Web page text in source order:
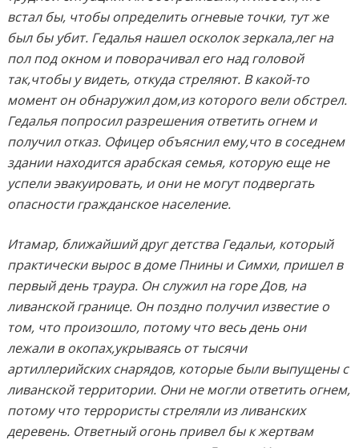
встал бы, чтобы определить огневые точки, тут же
был бы убит. Гедалья нашел осколок зеркала,лег на
пол под окном и поворачивал его над головой
так,чтобы у видеть, откуда стреляют. В какой-то
момент он обнаружил дом,из которого вели обстрел.
Гедалья попросил разрешения ответить огнем и
получил отказ. Офицер объяснил ему,что в соседнем
здании находится арабская семья, которую еще не
успели эвакуировать, и они не могут подвергать
опасности гражданское население.
Итамар, ближайший друг детства Гедальи, который
практически вырос в доме Пнины и Симхи, пришел в
первый день траура. Он служил на горе Дов, на
ливанской границе. Он поздно получил известие о
том, что произошло, потому что весь день они
лежали в окопах,укрываясь от тысячи
артиллерийских снарядов, которые были выпущены с
ливанской территории. Они не могли ответить огнем,
потому что террористы стреляли из ливанских
деревень. Ответный огонь привел бы к жертвам